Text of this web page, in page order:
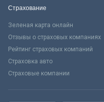
Страхование
Зеленая карта онлайн
Отзывы о страховых компаниях
Рейтинг страховых компаний
Страховка авто
Страховые компании